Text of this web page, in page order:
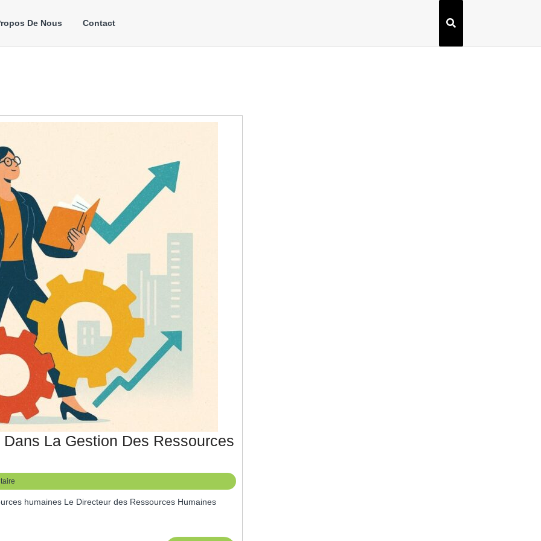
De Nous Contact
La Gestion Des Ressources